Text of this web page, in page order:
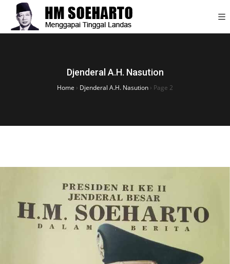
Djenderal A.H. Nasution
Home › Djenderal A.H. Nasution › Page 2